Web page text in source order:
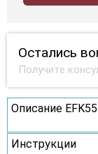
Остались
Получите
Описание
Инструкции